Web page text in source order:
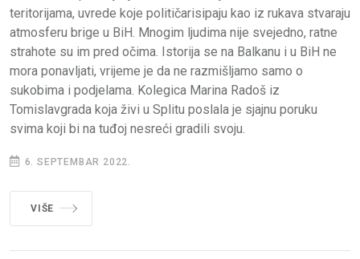
teritorijama, uvrede koje političarisipaju kao iz rukava stvaraju
atmosferu brige u BiH. Mnogim ljudima nije svejedno, ratne
strahote su im pred očima. Istorija se na Balkanu i u BiH ne
mora ponavljati, vrijeme je da ne razmišljamo samo o
sukobima i podjelama. Kolegica Marina Radoš iz
Tomislavgrada koja živi u Splitu poslala je sjajnu poruku
svima koji bi na tuđoj nesreći gradili svoju.
6. SEPTEMBAR 2022.
VIŠE